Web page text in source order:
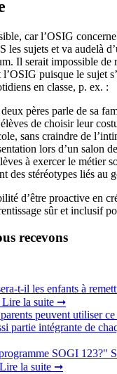
car l’OSIG
les sujets et va audelà
Il serait impossible de
puisque le sujet
en classe, p. ex. :
pères parle de sa
de choisir leur
sans craindre de
lors d’un salon
à exercer le métier
des stéréotypes liés au
d’être proactive en
sûr et inclusif
recevons
t-il les enfants à
Lire la suite ➞
peuvent utiliser
partie intégrante de
SOGI 123?"
Lire la suite ➞